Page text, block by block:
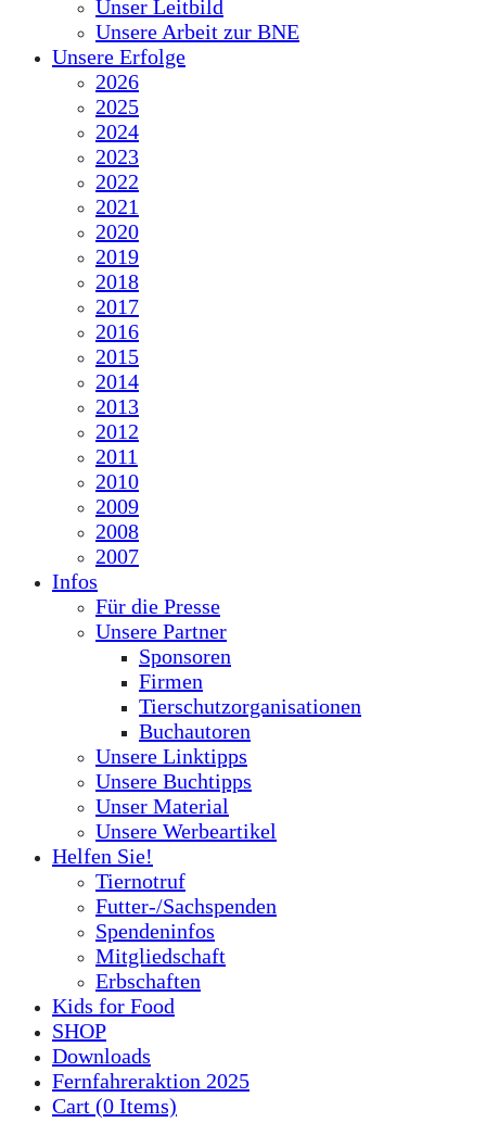
Unser Leitbild
Unsere Arbeit zur BNE
Unsere Erfolge
2026
2025
2024
2023
2022
2021
2020
2019
2018
2017
2016
2015
2014
2013
2012
2011
2010
2009
2008
2007
Infos
Für die Presse
Unsere Partner
Sponsoren
Firmen
Tierschutzorganisationen
Buchautoren
Unsere Linktipps
Unsere Buchtipps
Unser Material
Unsere Werbeartikel
Helfen Sie!
Tiernotruf
Futter-/Sachspenden
Spendeninfos
Mitgliedschaft
Erbschaften
Kids for Food
SHOP
Downloads
Fernfahreraktion 2025
Cart (0 Items)